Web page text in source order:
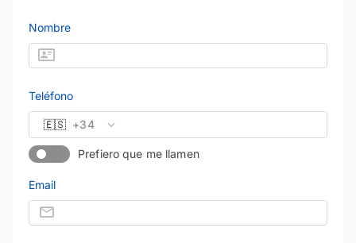
Nombre
Teléfono
🇪🇸 +34
Prefiero que me llamen
Email